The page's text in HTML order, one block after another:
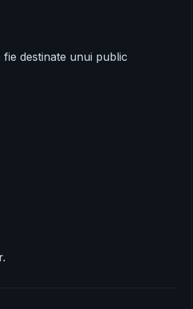
destinate unui public